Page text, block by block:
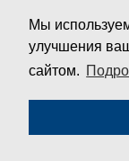
Мы
улучшения
сайтом.
© ПИР-Центр,
Соглашение об
Политика